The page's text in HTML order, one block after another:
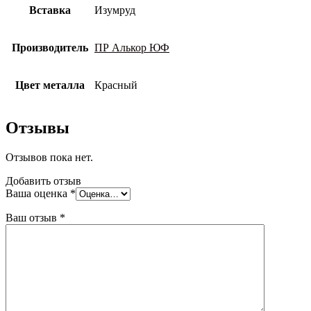
Вставка Изумруд
Производитель ПР Алькор ЮФ
Цвет металла Красный
Отзывы
Отзывов пока нет.
Добавить отзыв
Ваша оценка *
Ваш отзыв *